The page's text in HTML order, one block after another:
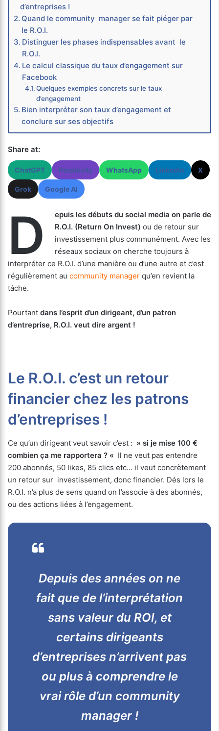
d’entreprises !
Quand le community manager se fait piéger par
le R.O.I.
Distinguer les phases indispensables avant le
R.O.I.
Le calcul classique du taux d’engagement sur
Facebook
Quelques exemples concrets sur le taux
d’engagement
Bien interpréter son taux d’engagement et
conclure sur ses objectifs
Share at:
ChatGPT Perplexity WhatsApp LinkedIn X
Grok Google AI
D
epuis les débuts du social media on parle de
R.O.I. (Return On Invest) ou de retour sur
investissement plus communément. Avec les
réseaux sociaux on cherche toujours à
interpréter ce R.O.I. d’une manière ou d’une autre et c’est
régulièrement au community manager qu’en revient la
tâche.
Pourtant dans l’esprit d’un dirigeant, d’un patron
d’entreprise, R.O.I. veut dire argent !
Le R.O.I. c’est un retour
financier chez les patrons
d’entreprises !
Ce qu’un dirigeant veut savoir c’est : » si je mise 100 €
combien ça me rapportera ? « Il ne veut pas entendre
200 abonnés, 50 likes, 85 clics etc… il veut concrètement
un retour sur investissement, donc financier. Dés lors le
R.O.I. n’a plus de sens quand on l’associe à des abonnés,
ou des actions liées à l’engagement.
Depuis des années on ne
fait que de l’interprétation
sans valeur du ROI, et
certains dirigeants
d’entreprises n’arrivent pas
ou plus à comprendre le
vrai rôle d’un community
manager !